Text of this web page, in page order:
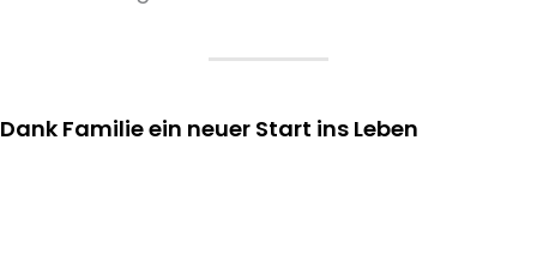
Dank Familie ein neuer Start ins Leben